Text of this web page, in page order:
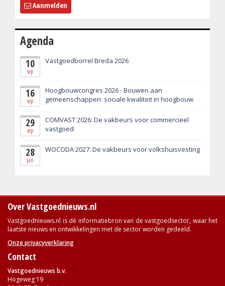
Aanmelden
Agenda
10
sep
Vastgoedborrel Breda 2026
16
sep
Hoogbouwcongres 2026 - Bouwen aan
gemeenschappen: sociale kwaliteit in hoogbouw
29
sep
COMVAST 2026: De vakbeurs voor commercieel
vastgoed
28
jan
WOCODA 2027: De vakbeurs voor volkshuisvesting
Over Vastgoednieuws.nl
Vastgoednieuws.nl is dé informatiebron van de vastgoedsector, waar het
laatste nieuws en ontwikkelingen met de sector worden gedeeld.
Onze privacyverklaring
Contact
Vastgoednieuws b.v.
Hogeweg 19